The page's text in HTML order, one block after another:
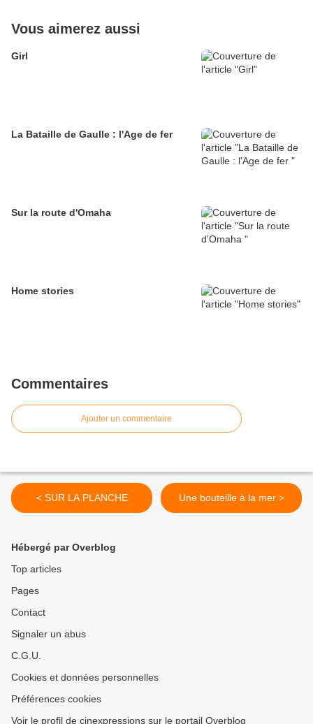
Vous aimerez aussi
Girl
La Bataille de Gaulle : l'Age de fer
Sur la route d'Omaha
Home stories
Commentaires
Ajouter un commentaire
< SUR LA PLANCHE Une bouteille à la mer >
Hébergé par Overblog
Top articles
Pages
Contact
Signaler un abus
C.G.U.
Cookies et données personnelles
Préférences cookies
Voir le profil de cinexpressions sur le portail Overblog